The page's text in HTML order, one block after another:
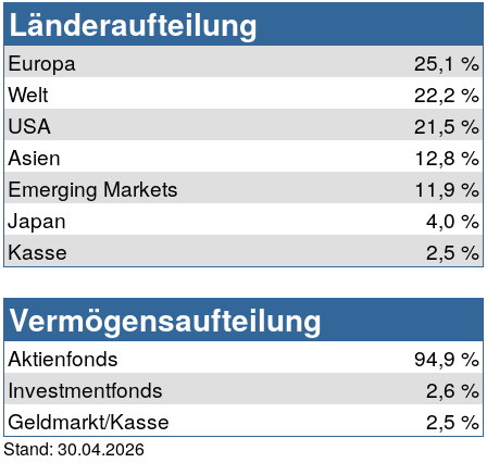
Länderaufteilung
Europa
25,1 %
Welt
22,2 %
USA
21,5 %
Asien
12,8 %
Emerging Markets
11,9 %
Japan
4,0 %
Kasse
2,5 %
Vermögensaufteilung
Aktienfonds
94,9 %
Investmentfonds
2,6 %
Geldmarkt/Kasse
2,5 %
Stand: 30.04.2026